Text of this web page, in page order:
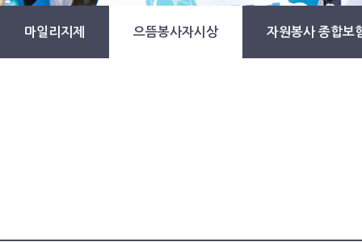
마일리지제 으뜸봉사자시상 자원봉사 종합보